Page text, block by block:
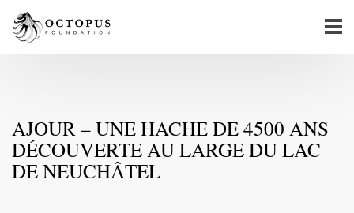
AJOUR – UNE HACHE DE 4500 ANS
DÉCOUVERTE AU LARGE DU LAC
DE NEUCHÂTEL